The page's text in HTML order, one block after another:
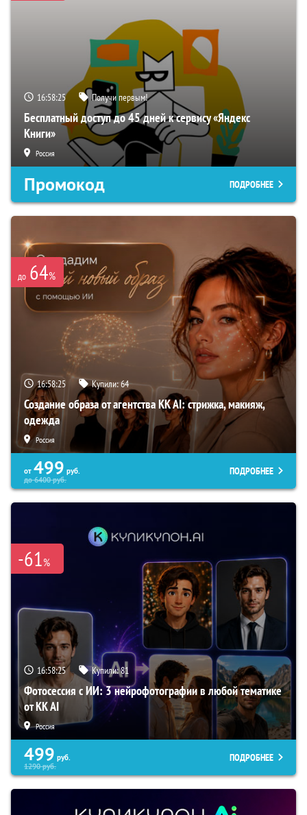
16:58:24 Получи первым!
Бесплатный доступ до 45 дней к сервису «Яндекс
Книги»
Россия
Промокод ПОДРОБНЕЕ
до 64%
16:58:24 Купили:64
Создание образа от агентства KK AI: стрижка, макияж,
одежда
Россия
от 499 руб.
до6400руб.
ПОДРОБНЕЕ
-61%
16:58:24 Купили:81
Фотосессия с ИИ: 3 нейрофотографии в любой тематике
от KK AI
Россия
499 руб.
1290руб.
ПОДРОБНЕЕ